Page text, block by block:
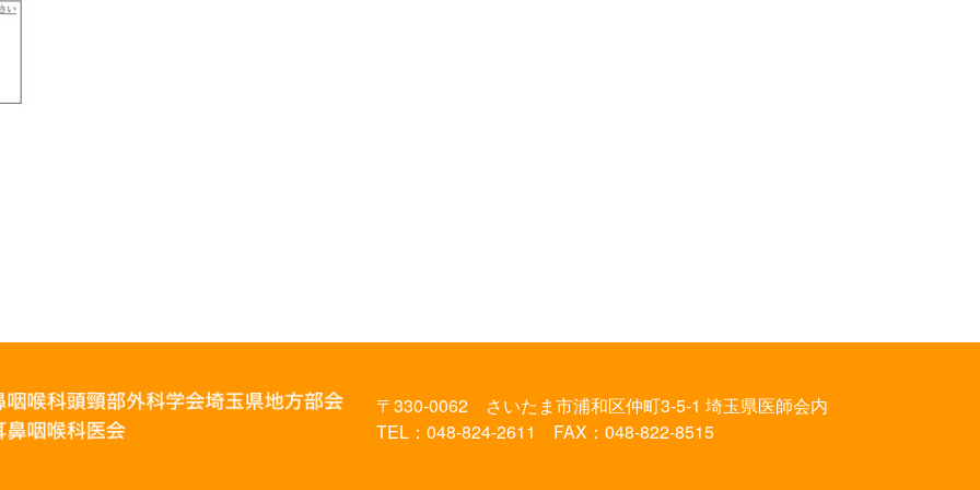
〒330-0062 さいたま市浦和区仲町3-5-1 埼玉県医師会内
TEL：048-824-2611 FAX：048-822-8515